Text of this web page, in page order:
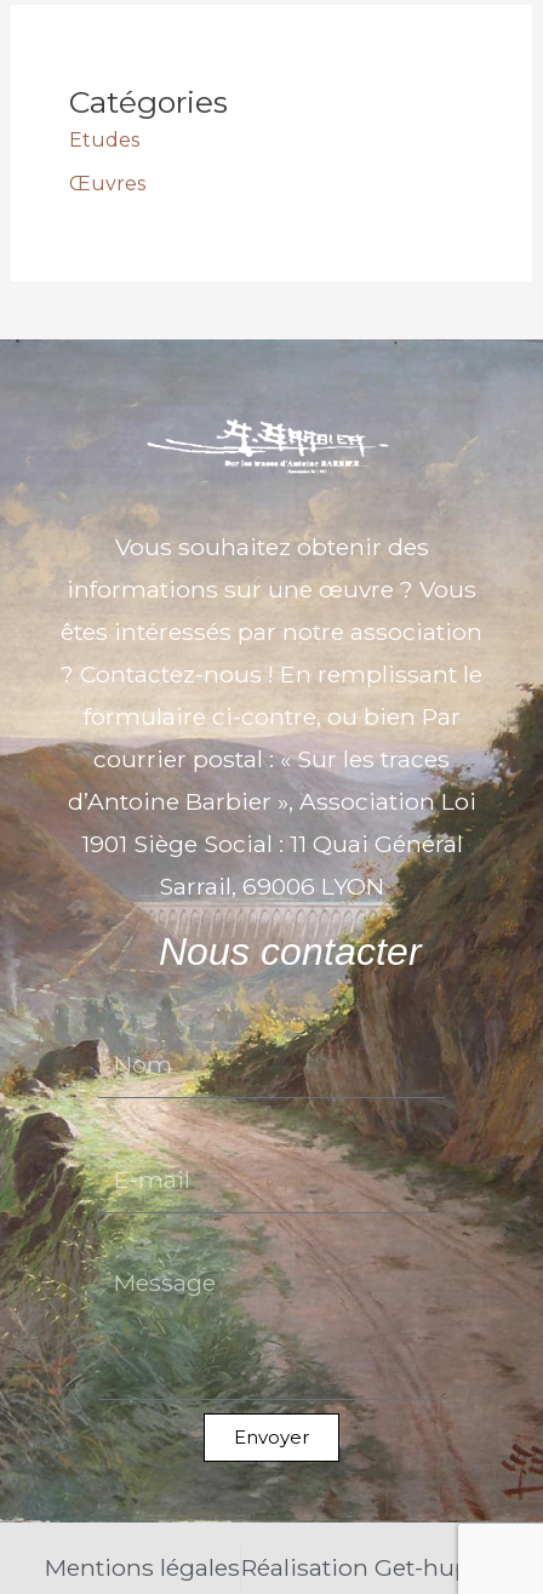
Catégories
Etudes
Œuvres
Vous souhaitez obtenir des
informations sur une œuvre ? Vous
êtes intéressés par notre association
? Contactez-nous ! En remplissant le
formulaire ci-contre, ou bien Par
courrier postal : « Sur les traces
d’Antoine Barbier », Association Loi
1901 Siège Social : 11 Quai Général
Sarrail, 69006 LYON
Nous contacter
Nom
E-mail
Message
Envoyer
Mentions légalesRéalisation Get-huppe